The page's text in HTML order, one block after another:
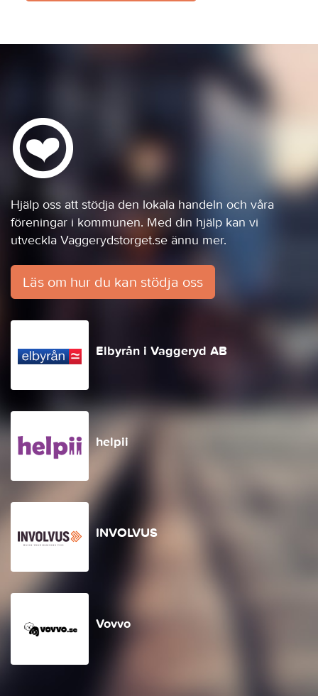
Hjälp oss att stödja den lokala handeln och våra
föreningar i kommunen. Med din hjälp kan vi
utveckla Vaggerydstorget.se ännu mer.
Läs om hur du kan stödja oss
Elbyrån i Vaggeryd AB
helpii
INVOLVUS
Vovvo